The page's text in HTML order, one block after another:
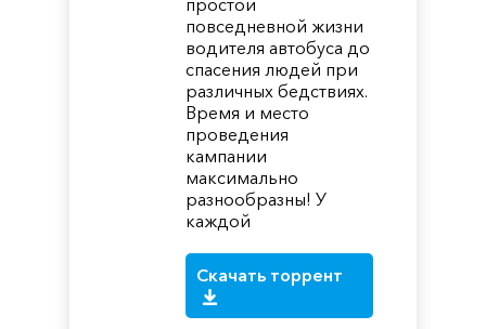
простой
повседневной жизни
водителя автобуса до
спасения людей при
различных бедствиях.
Время и место
проведения
кампании
максимально
разнообразны! У
каждой
Скачать торрент